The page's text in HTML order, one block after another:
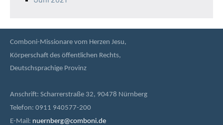
Comboni-Missionare vom Herzen Jesu,
Körperschaft des öffentlichen Rechts,
Deutschsprachige Provinz
Anschrift: Scharrerstraße 32, 90478 Nürnberg
Telefon: 0911 940577-200
E-Mail: nuernberg@comboni.de